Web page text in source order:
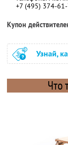
+7 (495) 374-
Купон
Узнай,
Что